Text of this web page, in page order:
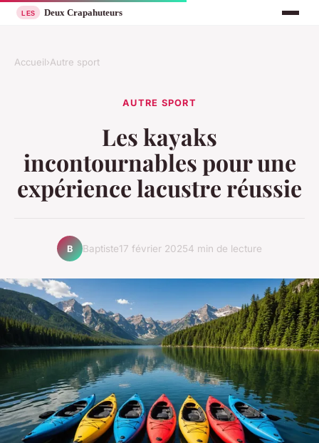
Accueil›Autre sport
AUTRE SPORT
Les kayaks
incontournables pour une
expérience lacustre réussie
B Baptiste17 février 20254 min de lecture